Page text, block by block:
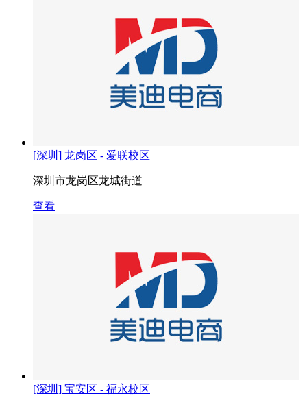
[深圳] 龙岗区 - 爱联校区
深圳市龙岗区龙城街道
查看
[深圳] 宝安区 - 福永校区